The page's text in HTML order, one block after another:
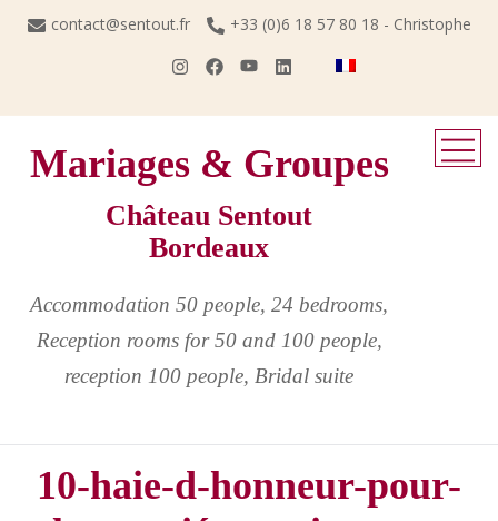
Skip
contact@sentout.fr +33 (0)6 18 57 80 18 - Christophe
Mariages & Groupes
Château Sentout
Bordeaux
Accommodation 50 people, 24 bedrooms,
Reception rooms for 50 and 100 people,
reception 100 people, Bridal suite
10-haie-d-honneur-pour-